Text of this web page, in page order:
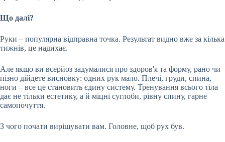
Що далі?
Руки – популярна відправна точка. Результат видно вже за кілька
тижнів, це надихає.
Але якщо ви всерйоз задумалися про здоров'я та форму, рано чи
пізно дійдете висновку: одних рук мало. Плечі, груди, спина,
ноги – все це становить єдину систему. Тренування всього тіла
дає не тільки естетику, а й міцні суглоби, рівну спину, гарне
самопочуття.
З чого почати вирішувати вам. Головне, щоб рух був.